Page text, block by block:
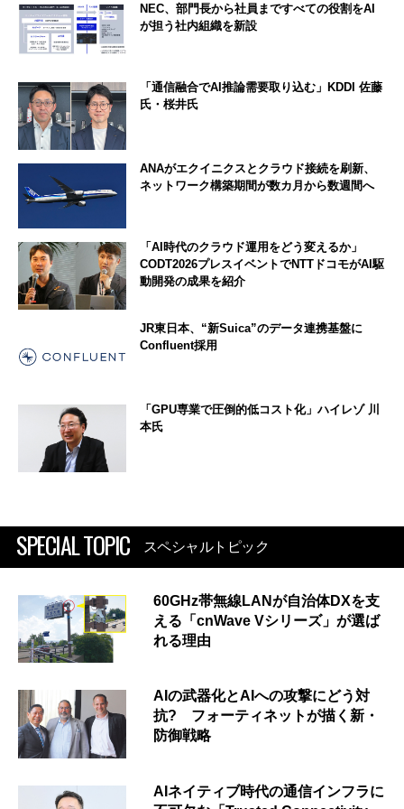
NEC、部門長から社員まですべての役割をAI
が担う社内組織を新設
「通信融合でAI推論需要取り込む」KDDI 佐藤
氏・桜井氏
ANAがエクイニクスとクラウド接続を刷新、
ネットワーク構築期間が数カ月から数週間へ
「AI時代のクラウド運用をどう変えるか」
CODT2026プレスイベントでNTTドコモがAI駆
動開発の成果を紹介
JR東日本、“新Suica”のデータ連携基盤に
Confluent採用
「GPU専業で圧倒的低コスト化」ハイレゾ 川
本氏
SPECIAL TOPIC スペシャルトピック
60GHz帯無線LANが自治体DXを支
える「cnWave Vシリーズ」が選ば
れる理由
AIの武器化とAIへの攻撃にどう対
抗? フォーティネットが描く新・
防御戦略
AIネイティブ時代の通信インフラに